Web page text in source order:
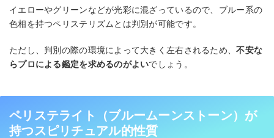
イエローやグリーンなどが光彩に混ざっているので、ブルー系の
色相を持つペリステリズムとは判別が可能です。
ただし、判別の際の環境によって大きく左右されるため、不安な
らプロによる鑑定を求めるのがよいでしょう。
ペリステライト（ブルームーンストーン）が
持つスピリチュアル的性質